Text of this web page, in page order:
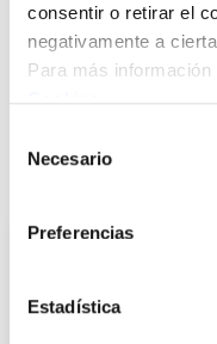
consentir o retirar el
negativamente a
Para más información
Necesario
Preferencias
Estadística